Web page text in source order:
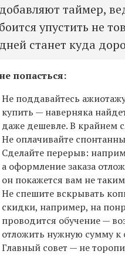
добавляют таймер,
боится упустить не
дней станет куда
попасться:
Не поддавайтесь
купить — наверняка
даже дешевле. В крайнем
Не оплачивайте
Сделайте перерыв:
а оформление заказа
он покажется вам не
Не спешите вскрывать
скидки, например, на
проводится обучение —
отложить нужную сумму к
Главный совет — не